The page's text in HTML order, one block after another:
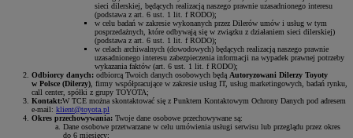
sieci dilerskiej, będących realizacją naszego prawnie uzasadnionego interesu
(podstawa z art. 6 ust. 1 lit. f RODO);
w celu badań w zakresie wykonanych przez Dilerów umów i usług w tym
posprzedażnych, które odbywają się w związku z działaniem sieci dilerskiej)
(podstawa z art. 6 ust. 1 lit. f RODO);
w celach archiwalnych (dowodowych) będących realizacją naszego prawnie
uzasadnionego interesu zabezpieczenia informacji na wypadek prawnej potrzeby
wykazania faktów (art. 6 ust. 1 lit. f RODO);
Odbiorcy danych: odbiorcą Twoich danych osobowych będą Autoryzowani Dilerzy Toyoty
w Polsce (Dilerzy) , firmy współpracujące w zakresie usług IT, usług marketingowych, badań rynku,
call center, spółki z grupy TOYOTA;
Kontakt:W TCE można skontaktować się z Punktem Kontaktowym Ochrony Danych pod adresem
e-mail: klient@toyota.pl
Okres przechowywania: Twoje dane osobowe przechowywane są:
Dane osobowe przetwarzane w celu umówienia usługi serwisu lub przeglądu przez okres
do 6 miesięcy;